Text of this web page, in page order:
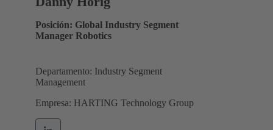
Posición: Global Industry Segment
Manager Robotics
Departamento: Industry Segment
Management
Empresa: HARTING Technology Group